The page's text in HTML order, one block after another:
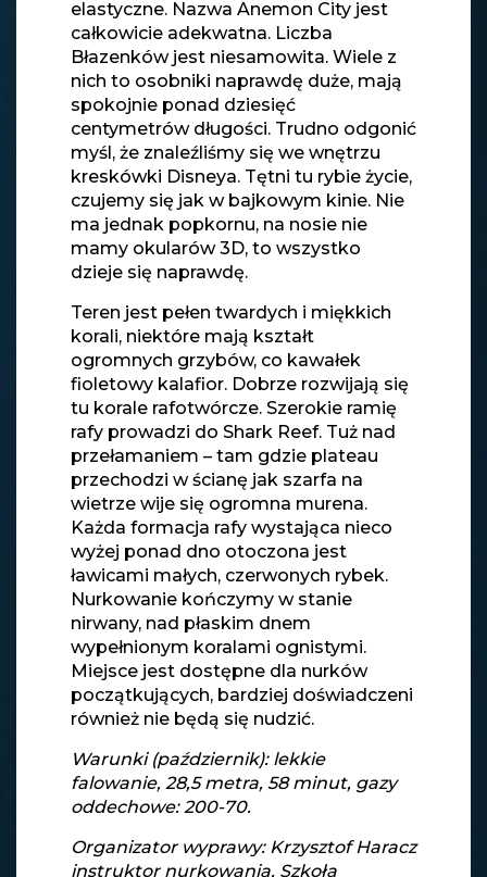
elastyczne. Nazwa Anemon City jest
całkowicie adekwatna. Liczba
Błazenków jest niesamowita. Wiele z
nich to osobniki naprawdę duże, mają
spokojnie ponad dziesięć
centymetrów długości. Trudno odgonić
myśl, że znaleźliśmy się we wnętrzu
kreskówki Disneya. Tętni tu rybie życie,
czujemy się jak w bajkowym kinie. Nie
ma jednak popkornu, na nosie nie
mamy okularów 3D, to wszystko
dzieje się naprawdę.
Teren jest pełen twardych i miękkich
korali, niektóre mają kształt
ogromnych grzybów, co kawałek
fioletowy kalafior. Dobrze rozwijają się
tu korale rafotwórcze. Szerokie ramię
rafy prowadzi do Shark Reef. Tuż nad
przełamaniem – tam gdzie plateau
przechodzi w ścianę jak szarfa na
wietrze wije się ogromna murena.
Każda formacja rafy wystająca nieco
wyżej ponad dno otoczona jest
ławicami małych, czerwonych rybek.
Nurkowanie kończymy w stanie
nirwany, nad płaskim dnem
wypełnionym koralami ognistymi.
Miejsce jest dostępne dla nurków
początkujących, bardziej doświadczeni
również nie będą się nudzić.
Warunki (październik): lekkie
falowanie, 28,5 metra, 58 minut, gazy
oddechowe: 200-70.
Organizator wyprawy: Krzysztof Haracz
instruktor nurkowania, Szkoła